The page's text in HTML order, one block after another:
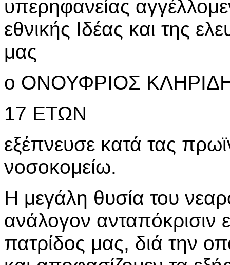
υπερηφανείας
εθνικής Ιδέας και της
μας
o ΟΝΟΥΦΡΙΟΣ
17 ΕΤΩΝ
εξέπνευσε κατά τας
νοσοκομείω.
Η μεγάλη θυσία του
ανάλογον ανταπόκρισιν
πατρίδος μας, διά την